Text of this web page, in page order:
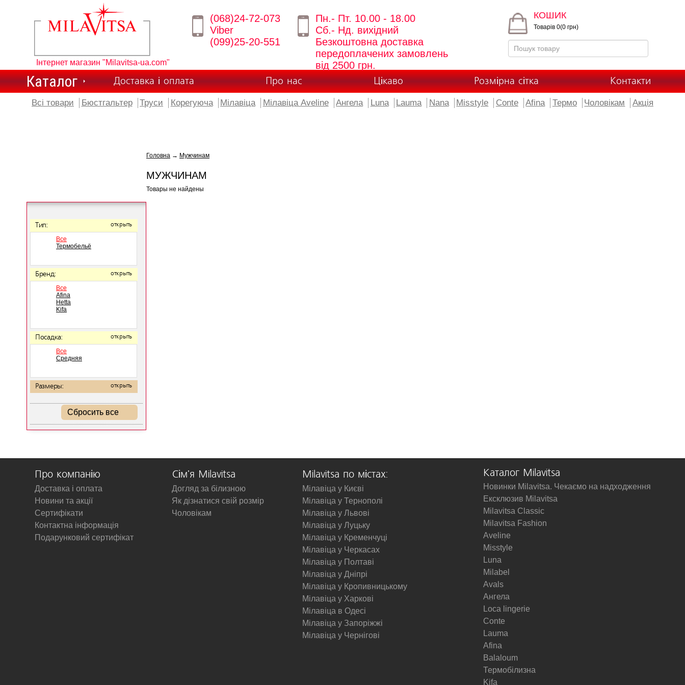
Інтернет магазин "Milavitsa-ua.com"
(068)24-72-073
Viber
(099)25-20-551
Пн.- Пт. 10.00 - 18.00
Сб.- Нд. вихідний
Безкоштовна доставка
передоплачених замовлень
від 2500 грн.
КОШИК
Товарів 0(0 грн)
Каталог Доставка і оплата Про нас Цікаво Розмірна сітка Контакти
Всі товари Бюстгальтер Труси Корегуюча Мілавіца Мілавіца Aveline Ангела Luna Lauma Nana Misstyle Conte Afina Термо Чоловікам Акція
Тип: открыть
Все
Термобельё
Бренд: открыть
Все
Afina
Hetta
Kifa
Посадка: открыть
Все
Средняя
Размеры: открыть
Сбросить все
Головна → Мужчинам
МУЖЧИНАМ
Товары не найдены
Про компанію
Доставка і оплата
Новини та акції
Сертифікати
Контактна інформація
Подарунковий сертифікат
Сім'я Milavitsa
Догляд за білизною
Як дізнатися свій розмір
Чоловікам
Milavitsa по містах:
Мілавіца у Києві
Мілавіца у Тернополі
Мілавіца у Львові
Мілавіца у Луцьку
Мілавіца у Кременчуці
Мілавіца у Черкасах
Мілавіца у Полтаві
Мілавіца у Дніпрі
Мілавіца у Кропивницькому
Мілавіца у Харкові
Мілавіца в Одесі
Мілавіца у Запоріжжі
Мілавіца у Чернігові
Каталог Milavitsa
Новинки Milavitsa. Чекаємо на надходження
Ексклюзив Milavitsa
Milavitsa Classic
Milavitsa Fashion
Aveline
Misstyle
Luna
Milabel
Avals
Ангела
Loca lingerie
Conte
Lauma
Afina
Balaloum
Термобілизна
Kifa